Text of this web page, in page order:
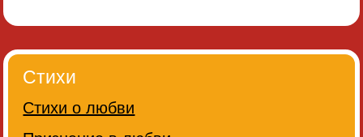
Стихи
Стихи о любви